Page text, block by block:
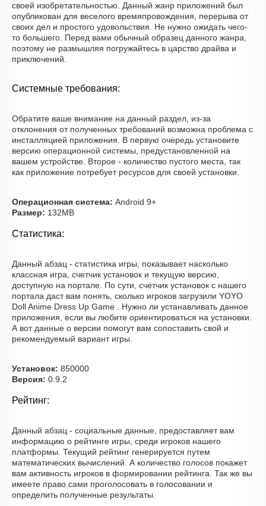
своей изобретательностью. Данный жанр приложений был
опубликован для веселого времяпровождения, перерыва от
своих дел и простого удовольствия. Не нужно ожидать чего-
то большего. Перед вами обычный образец данного жанра,
поэтому не размышляя погружайтесь в царство драйва и
приключений.
Системные требования:
Обратите ваше внимание на данный раздел, из-за
отклонения от полученных требований возможна проблема с
инсталляцией приложения. В первую очередь установите
версию операционной системы, предустановленной на
вашем устройстве. Второе - количество пустого места, так
как приложение потребует ресурсов для своей установки.
Операционная система: Android 9+
Размер: 132MB
Статистика:
Данный абзац - статистика игры, показывает насколько
классная игра, счетчик установок и текущую версию,
доступную на портале. По сути, счетчик установок с нашего
портала даст вам понять, сколько игроков загрузили YOYO
Doll Anime Dress Up Game . Нужно ли устанавливать данное
приложения, если вы любите ориентироваться на установки.
А вот данные о версии помогут вам сопоставить свой и
рекомендуемый вариант игры.
Установок: 850000
Версия: 0.9.2
Рейтинг:
Данный абзац - социальные данные, предоставляет вам
информацию о рейтинге игры, среди игроков нашего
платформы. Текущий рейтинг генерируется путем
математических вычислений. А количество голосов покажет
вам активность игроков в формировании рейтинга. Так же вы
имеете право сами проголосовать в голосовании и
определить полученные результаты.